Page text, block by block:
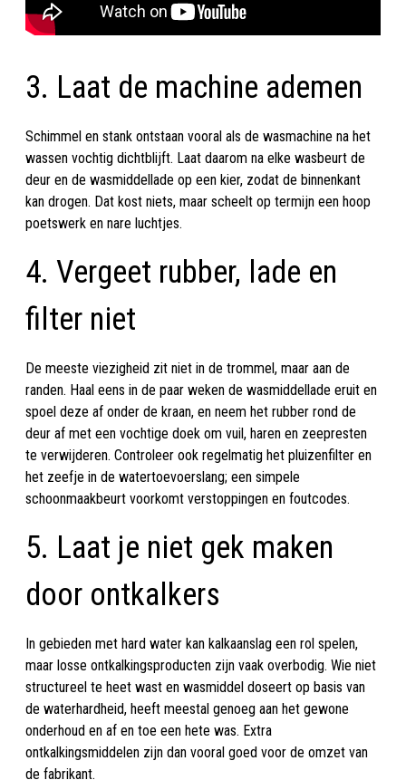
3. Laat de machine ademen
Schimmel en stank ontstaan vooral als de wasmachine na het
wassen vochtig dichtblijft. Laat daarom na elke wasbeurt de
deur en de wasmiddellade op een kier, zodat de binnenkant
kan drogen. Dat kost niets, maar scheelt op termijn een hoop
poetswerk en nare luchtjes.
4. Vergeet rubber, lade en
filter niet
De meeste viezigheid zit niet in de trommel, maar aan de
randen. Haal eens in de paar weken de wasmiddellade eruit en
spoel deze af onder de kraan, en neem het rubber rond de
deur af met een vochtige doek om vuil, haren en zeepresten
te verwijderen. Controleer ook regelmatig het pluizenfilter en
het zeefje in de watertoevoerslang; een simpele
schoonmaakbeurt voorkomt verstoppingen en foutcodes.
5. Laat je niet gek maken
door ontkalkers
In gebieden met hard water kan kalkaanslag een rol spelen,
maar losse ontkalkingsproducten zijn vaak overbodig. Wie niet
structureel te heet wast en wasmiddel doseert op basis van
de waterhardheid, heeft meestal genoeg aan het gewone
onderhoud en af en toe een hete was. Extra
ontkalkingsmiddelen zijn dan vooral goed voor de omzet van
de fabrikant.